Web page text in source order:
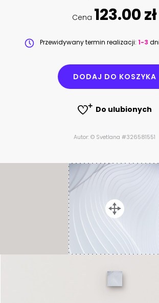
Cena 123.00 zł
Przewidywany termin realizacji: 1-3
DODAJ DO KOSZYKA
Do ulubionych
Autor: © Svetlana #326581551